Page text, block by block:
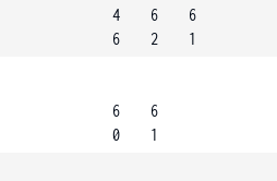
4
6
6
2
6
1
6
0
6
1